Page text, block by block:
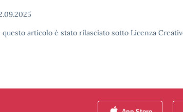
articolo è stato rilasciato sotto Licenza